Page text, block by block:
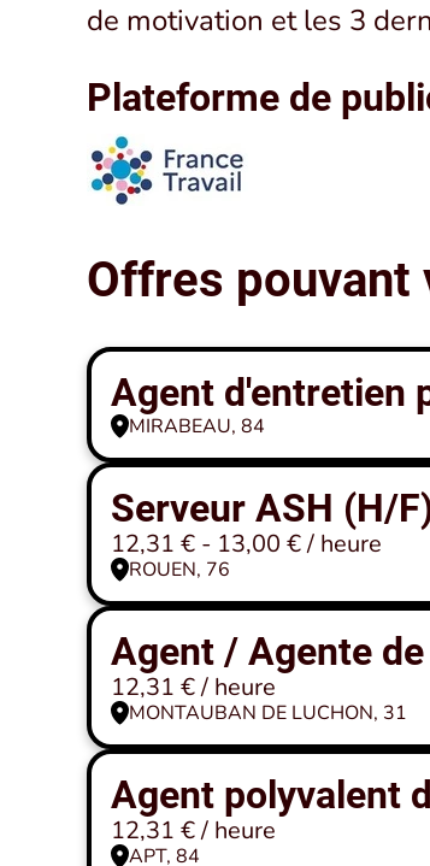
de motivation et les 3
Plateforme de
Offres
Agent d'entretien
MIRABEAU, 84
Serveur ASH (H/
12,31 € - 13,00 € / heure
ROUEN, 76
Agent / Agente
12,31 € / heure
MONTAUBAN DE LUCHON, 31
Agent polyvalent
12,31 € / heure
APT, 84